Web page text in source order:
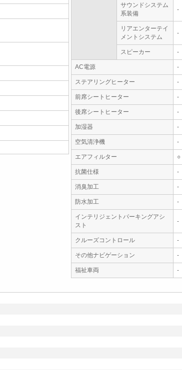
サウンドシステム
系装備
-
リアエンターテイ
メントシステム
-
スピーカー -
AC電源 -
ステアリングヒーター -
前席シートヒーター -
後席シートヒーター -
加湿器 -
空気清浄機 -
エアフィルター ○
抗菌仕様 -
消臭加工 -
防水加工 -
インテリジェントパーキングアシ
スト
-
クルーズコントロール -
その他ナビゲーション -
福祉車両
-